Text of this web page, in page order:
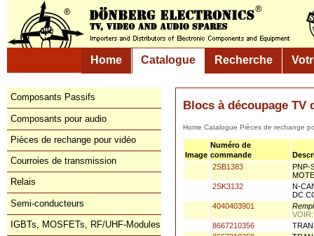
Home Catalogue Recherche
Composants Passifs
Composants pour audio
Pièces de rechange pour vidéo
Courroies de transmission
Relais
Semi-conducteurs
IGBTs, MOSFETs, RF/UHF-Modules
Blocs à découpage TV
Home Catalogue Pièces de
Image
Numéro de
commande
2SB1383
PNP-
2SK3132
N-
DC
4040403901
8667210356